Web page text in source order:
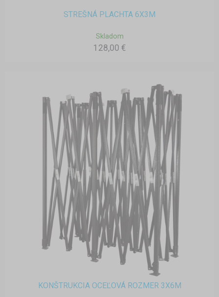
STREŠNÁ PLACHTA 6X3M
Skladom
128,00 €
KONŠTRUKCIA OCEĽOVÁ ROZMER 3X6M